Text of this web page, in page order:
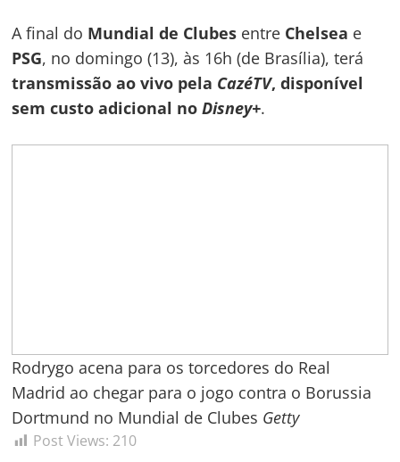
A final do Mundial de Clubes entre Chelsea e
PSG, no domingo (13), às 16h (de Brasília), terá
transmissão ao vivo pela CazéTV, disponível
sem custo adicional noDisney+.
Rodrygo acena para os torcedores do Real
Madrid ao chegar para o jogo contra o Borussia
Dortmund no Mundial de Clubes Getty
Post Views: 210